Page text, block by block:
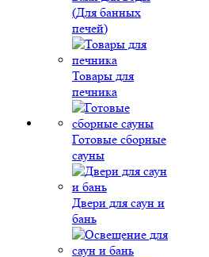
(Для банных
печей)
Товары для
печника
Готовые сборные
сауны
Двери для саун и
бань